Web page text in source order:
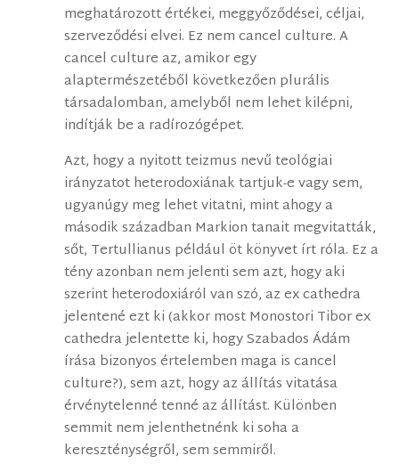
meghatározott értékei, meggyőződései, céljai,
szerveződési elvei. Ez nem cancel culture. A
cancel culture az, amikor egy
alaptermészetéből következően plurális
társadalomban, amelyből nem lehet kilépni,
indítják be a radírozógépet.
Azt, hogy a nyitott teizmus nevű teológiai
irányzatot heterodoxiának tartjuk-e vagy sem,
ugyanúgy meg lehet vitatni, mint ahogy a
második században Markion tanait megvitatták,
sőt, Tertullianus például öt könyvet írt róla. Ez a
tény azonban nem jelenti sem azt, hogy aki
szerint heterodoxiáról van szó, az ex cathedra
jelentené ezt ki (akkor most Monostori Tibor ex
cathedra jelentette ki, hogy Szabados Ádám
írása bizonyos értelemben maga is cancel
culture?), sem azt, hogy az állítás vitatása
érvénytelenné tenné az állítást. Különben
semmit nem jelenthetnénk ki soha a
kereszténységről, sem semmiről.